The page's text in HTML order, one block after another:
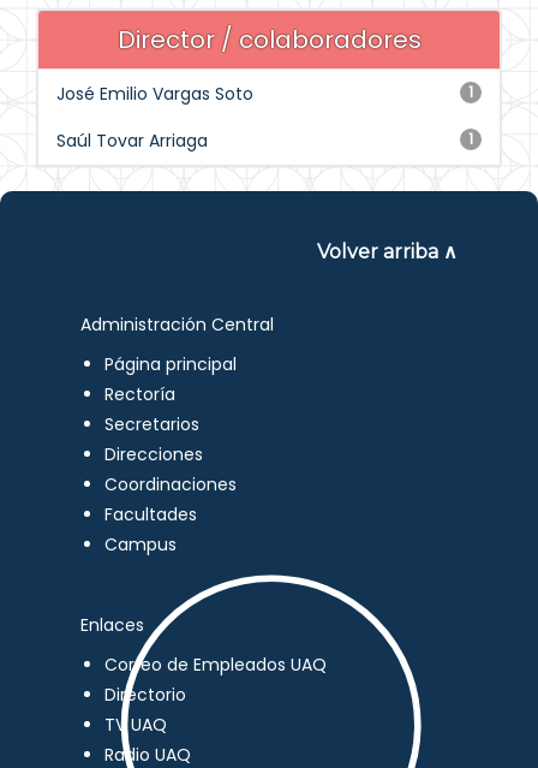
Director / colaboradores
1
José Emilio Vargas Soto
1
Saúl Tovar Arriaga
Volver arriba ∧
Administración Central
Página principal
Rectoría
Secretarios
Direcciones
Coordinaciones
Facultades
Campus
Enlaces
Correo de Empleados UAQ
Directorio
TV UAQ
Radio UAQ